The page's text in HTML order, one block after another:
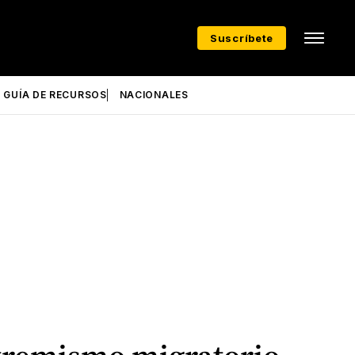
Suscríbete
GUÍA DE RECURSOS NACIONALES